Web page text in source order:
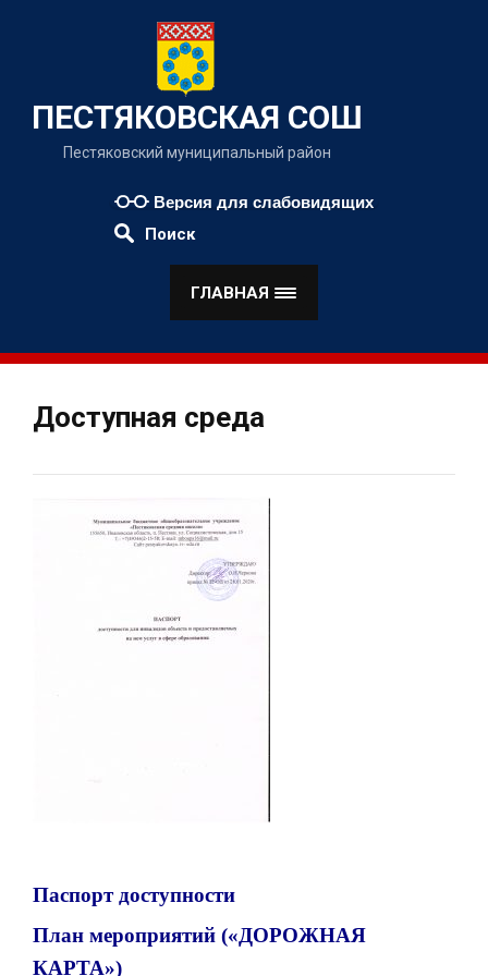
ПЕСТЯКОВСКАЯ СОШ
Пестяковский муниципальный район
Версия для слабовидящих
Поиск
ГЛАВНАЯ
Доступная среда
Паспорт доступности
План мероприятий («ДОРОЖНАЯ
КАРТА»)